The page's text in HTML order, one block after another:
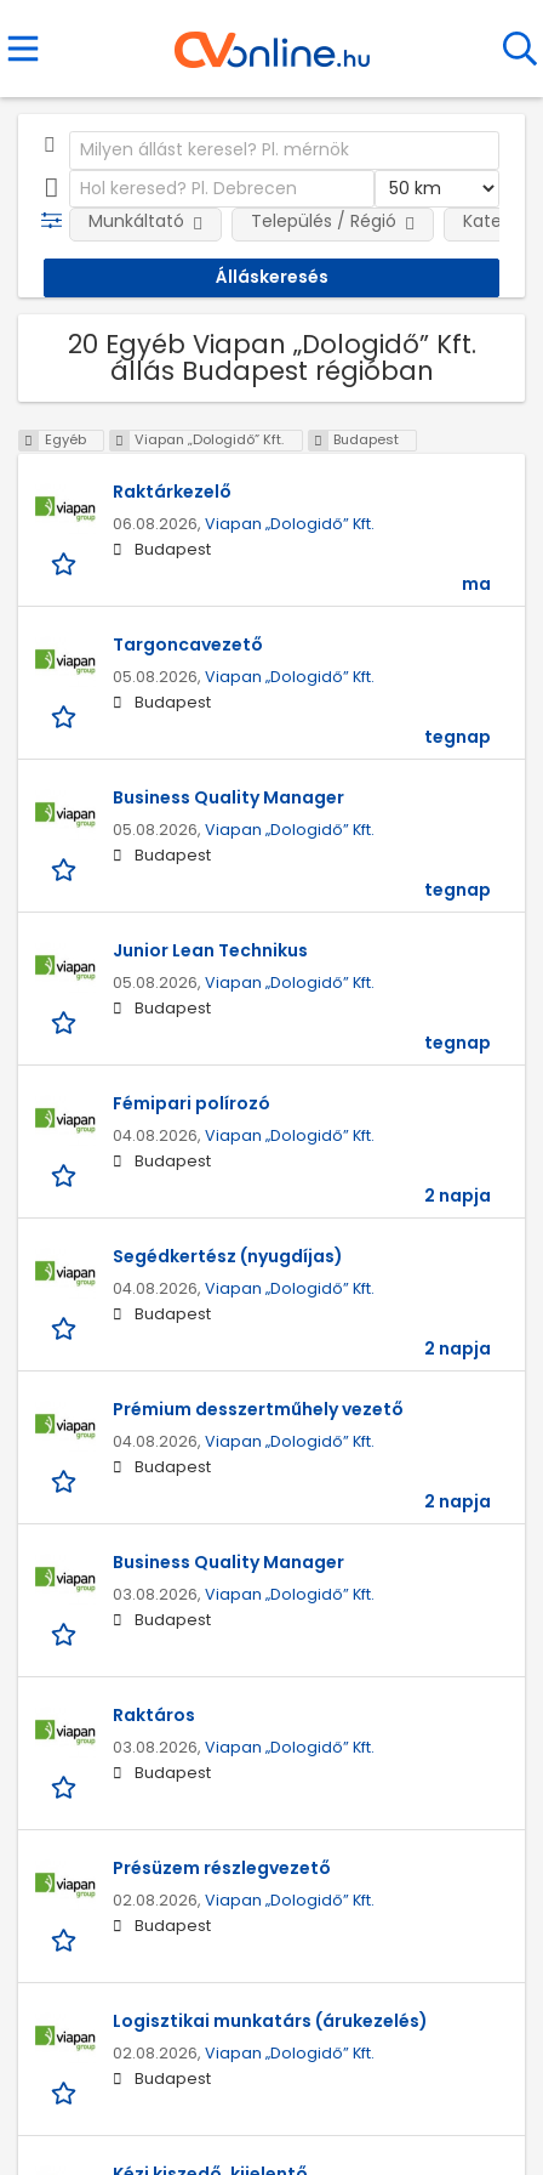
Munkáltató Település / Régió
20 Egyéb Viapan „Dologidő” Kft.
állás Budapest régióban
Egyéb Viapan „Dologidő” Kft. Budapest
Raktárkezelő
06.08.2026, Viapan „Dologidő” Kft.
Budapest
ma
Targoncavezető
05.08.2026, Viapan „Dologidő” Kft.
Budapest
tegnap
Business Quality Manager
05.08.2026, Viapan „Dologidő” Kft.
Budapest
tegnap
Junior Lean Technikus
05.08.2026, Viapan „Dologidő” Kft.
Budapest
tegnap
Fémipari polírozó
04.08.2026, Viapan „Dologidő” Kft.
Budapest
2 napja
Segédkertész (nyugdíjas)
04.08.2026, Viapan „Dologidő” Kft.
Budapest
2 napja
Prémium desszertműhely vezető
04.08.2026, Viapan „Dologidő” Kft.
Budapest
2 napja
Business Quality Manager
03.08.2026, Viapan „Dologidő” Kft.
Budapest
Raktáros
03.08.2026, Viapan „Dologidő” Kft.
Budapest
Présüzem részlegvezető
02.08.2026, Viapan „Dologidő” Kft.
Budapest
Logisztikai munkatárs (árukezelés)
02.08.2026, Viapan „Dologidő” Kft.
Budapest